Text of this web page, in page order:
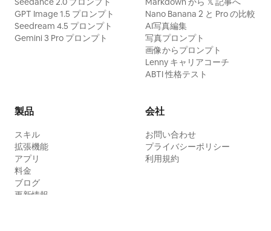
GPT Image 1.5 プロンプト
Seedream 4.5 プロンプト
Gemini 3 Pro プロンプト
Nano Banana 2 と Pro の比較
AI写真編集
写真プロンプト
画像からプロンプト
Lenny キャリアコーチ
ABTI 性格テスト
製品
スキル
拡張機能
アプリ
料金
ブログ
更新情報
会社
お問い合わせ
プライバシーポリシー
利用規約